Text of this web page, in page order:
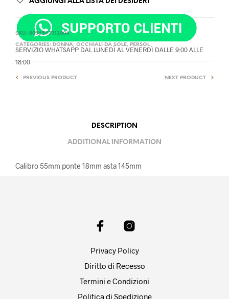
SERVIZIO WHATSAPP DAL LUNEDÌ AL VENERDÌ DALLE 9:00 ALLE
18:00
AGGIUNGI ALLA LISTA DEI DESIDERI
SKU: 8056597312004
CATEGORIES: DONNA, OCCHIALI DA SOLE, PERSOL
PREVIOUS PRODUCT NEXT PRODUCT
DESCRIPTION
ADDITIONAL INFORMATION
Calibro 55mm ponte 18mm asta 145mm
Privacy Policy
Diritto di Recesso
Termini e Condizioni
Politica di Spedizione